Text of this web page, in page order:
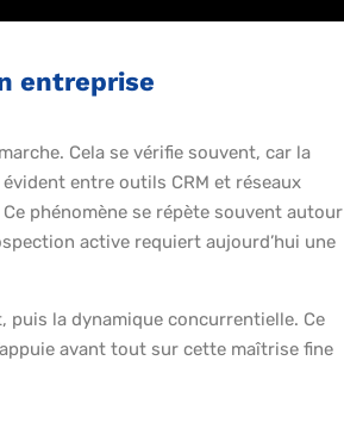
entreprise
Cela se vérifie souvent, car la
entre outils CRM et réseaux
phénomène se répète souvent autour
active requiert aujourd’hui une
la dynamique concurrentielle. Ce
avant tout sur cette maîtrise fine